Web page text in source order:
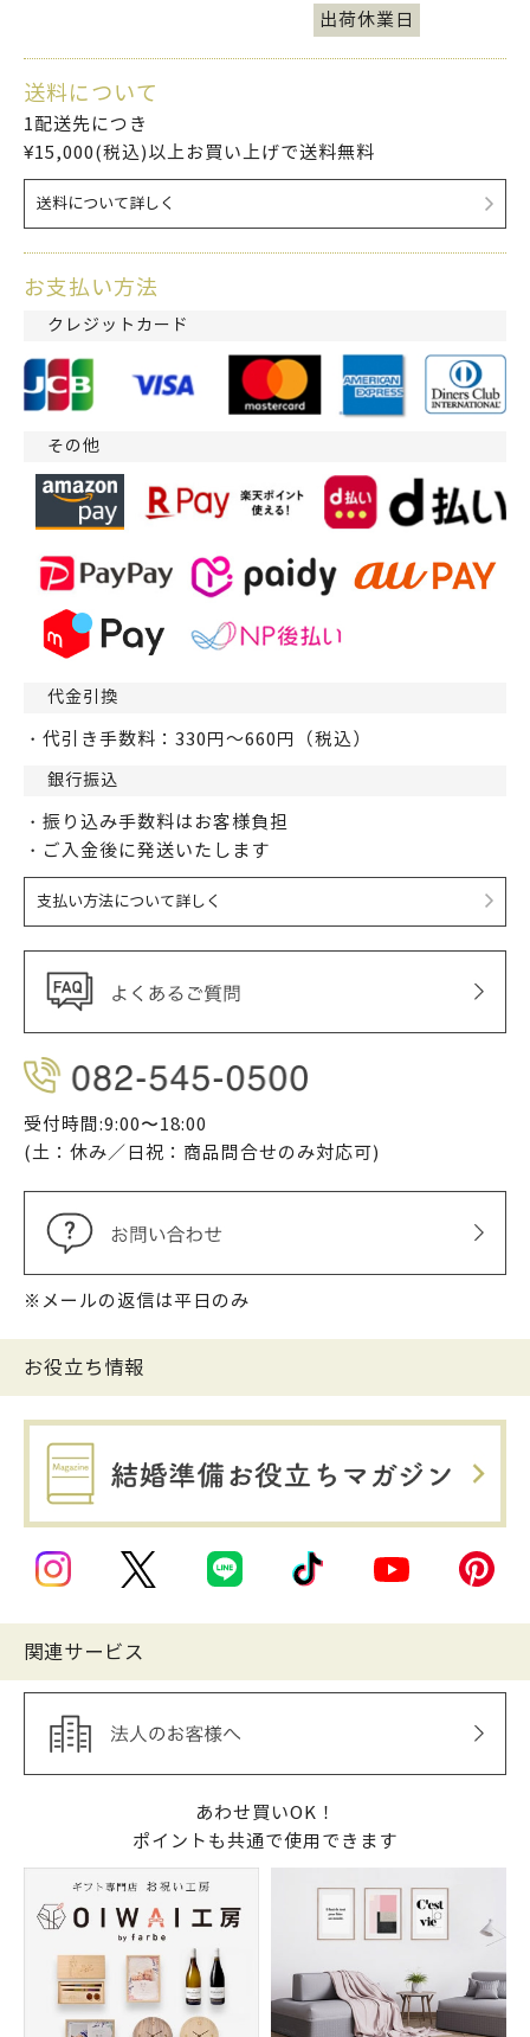
出荷休業日
送料について
1配送先につき
¥15,000(税込)以上お買い上げで送料無料
送料について詳しく
お支払い方法
クレジットカード
その他
代金引換
・代引き手数料：330円～660円（税込）
銀行振込
・振り込み手数料はお客様負担
・ご入金後に発送いたします
支払い方法について詳しく
受付時間:9:00〜18:00
(土：休み／日祝：商品問合せのみ対応可)
※メールの返信は平日のみ
お役立ち情報
関連サービス
あわせ買いOK！
ポイントも共通で使用できます